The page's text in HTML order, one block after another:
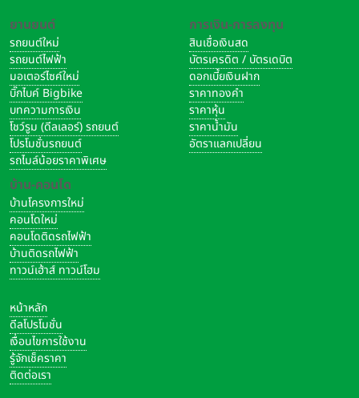
ยานยนต์
รถยนต์ใหม่
รถยนต์ไฟฟ้า
มอเตอร์ไซค์ใหม่
บิ๊กไบค์ Bigbike
บทความการเงิน
โชว์รูม (ดีลเลอร์) รถยนต์
โปรโมชั่นรถยนต์
รถไมล์น้อยราคาพิเศษ
บ้าน-คอนโด
บ้านโครงการใหม่
คอนโดใหม่
คอนโดติดรถไฟฟ้า
บ้านติดรถไฟฟ้า
ทาวน์เฮ้าส์ ทาวน์โฮม
การเงิน-การลงทุน
สินเชื่อเงินสด
บัตรเครดิต / บัตรเดบิต
ดอกเบี้ยเงินฝาก
ราคาทองคำ
ราคาหุ้น
ราคาน้ำมัน
อัตราแลกเปลี่ยน
หน้าหลัก
ดีลโปรโมชั่น
เงื่อนไขการใช้งาน
รู้จักเช็คราคา
ติดต่อเรา